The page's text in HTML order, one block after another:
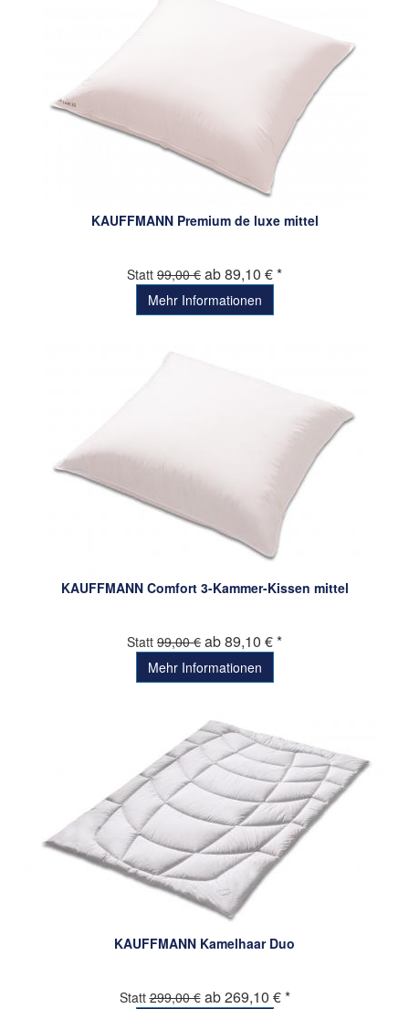
KAUFFMANN Premium de luxe mittel
Statt 99,00 € ab 89,10 € *
Mehr Informationen
KAUFFMANN Comfort 3-Kammer-Kissen mittel
Statt 99,00 € ab 89,10 € *
Mehr Informationen
KAUFFMANN Kamelhaar Duo
Statt299,00 € ab 269,10 € *